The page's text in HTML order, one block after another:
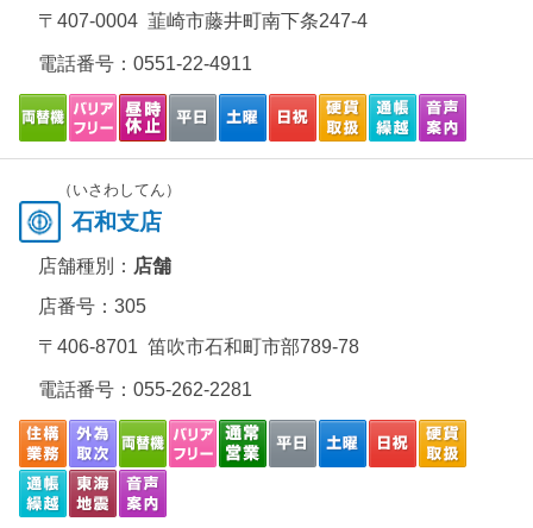
〒407-0004 韮崎市藤井町南下条247-4
電話番号： 0551-22-4911
（いさわしてん）
石和支店
店舗種別： 店舗
店番号：305
〒406-8701 笛吹市石和町市部789-78
電話番号： 055-262-2281